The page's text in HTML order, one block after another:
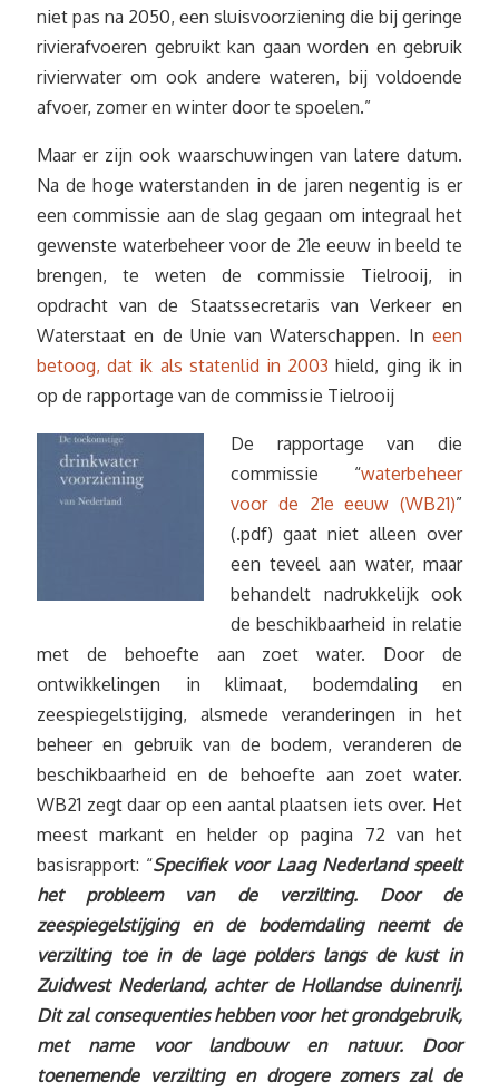
niet pas na 2050, een sluisvoorziening die bij geringe
rivierafvoeren gebruikt kan gaan worden en gebruik
rivierwater om ook andere wateren, bij voldoende
afvoer, zomer en winter door te spoelen.”
Maar er zijn ook waarschuwingen van latere datum.
Na de hoge waterstanden in de jaren negentig is er
een commissie aan de slag gegaan om integraal het
gewenste waterbeheer voor de 21e eeuw in beeld te
brengen, te weten de commissie Tielrooij, in
opdracht van de Staatssecretaris van Verkeer en
Waterstaat en de Unie van Waterschappen. In een
betoog, dat ik als statenlid in 2003 hield, ging ik in
op de rapportage van de commissie Tielrooij
De rapportage van die
commissie “waterbeheer
voor de 21e eeuw (WB21)”
(.pdf) gaat niet alleen over
een teveel aan water, maar
behandelt nadrukkelijk ook
de beschikbaarheid in relatie
met de behoefte aan zoet water. Door de
ontwikkelingen in klimaat, bodemdaling en
zeespiegelstijging, alsmede veranderingen in het
beheer en gebruik van de bodem, veranderen de
beschikbaarheid en de behoefte aan zoet water.
WB21 zegt daar op een aantal plaatsen iets over. Het
meest markant en helder op pagina 72 van het
basisrapport: “Specifiek voor Laag Nederland speelt
het probleem van de verzilting. Door de
zeespiegelstijging en de bodemdaling neemt de
verzilting toe in de lage polders langs de kust in
Zuidwest Nederland, achter de Hollandse duinenrij.
Dit zal consequenties hebben voor het grondgebruik,
met name voor landbouw en natuur. Door
toenemende verzilting en drogere zomers zal de